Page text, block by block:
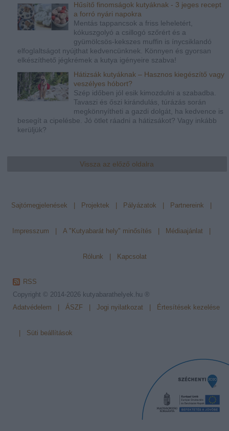
Hűsítő finomságok kutyáknak - 3 jeges recept
a forró nyári napokra
Mentás tappancsok a friss leheletért,
kókuszgolyó a csillogó szőrért és a
gyümölcsös-kekszes muffin is ínycsiklandó
elfoglaltságot nyújthat kedvencünknek. Könnyen és gyorsan
elkészíthető jégkrémek a kutya igényeire szabva!
Hátizsák kutyáknak – Hasznos kiegészítő vagy
veszélyes hóbort?
Szép időben jól esik kimozdulni a szabadba.
Tavaszi és őszi kirándulás, túrázás során
megkönnyítheti a gazdi dolgát, ha kedvence is
besegít a cipelésbe. Jó ötlet ráadni a hátizsákot? Vagy inkább
kerüljük?
Vissza az előző oldalra
Sajtómegjelenések Projektek Pályázatok Partnereink
Impresszum A "Kutyabarát hely" minősítés Médiaajánlat
Rólunk Kapcsolat
RSS
Copyright © 2014-2026 kutyabarathelyek.hu ®
Adatvédelem
ÁSZF Jogi nyilatkozat Értesítések kezelése
Süti beállítások